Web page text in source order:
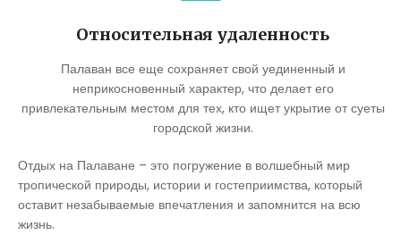
Относительная удаленность
Палаван все еще сохраняет свой уединенный и
неприкосновенный характер, что делает его
привлекательным местом для тех, кто ищет укрытие от суеты
городской жизни.
Отдых на Палаване – это погружение в волшебный мир
тропической природы, истории и гостеприимства, который
оставит незабываемые впечатления и запомнится на всю
жизнь.